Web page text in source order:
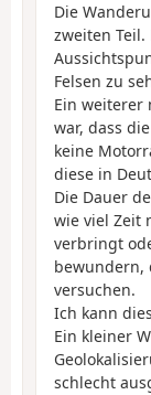
Die
zweiten Teil.
Felsen zu
Ein weiterer
war, dass
keine
diese in
Die Dauer
wie viel Zeit
verbringt
bewundern,
versuchen.
Ich kann
Ein kleiner
schlecht